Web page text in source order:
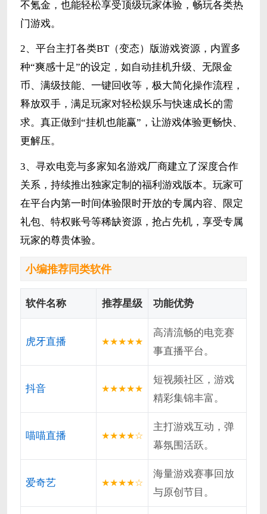
不氪金，也能轻松享受顶级玩家体验，畅玩各类热
门游戏。
2、平台主打各类BT（变态）版游戏资源，内置多
种“爽感十足”的设定，如自动挂机升级、无限金
币、满级技能、一键回收等，极大简化操作流程，
释放双手，满足玩家对轻松娱乐与快速成长的需
求。真正做到“挂机也能赢”，让游戏体验更畅快、
更解压。
3、寻欢电竞与多家知名游戏厂商建立了深度合作
关系，持续推出独家定制的福利游戏版本。玩家可
在平台内第一时间体验限时开放的专属内容、限定
礼包、特权账号等稀缺资源，抢占先机，享受专属
玩家的尊贵体验。
小编推荐同类软件
软件名称 推荐星级 功能优势
虎牙直播 ★★★★★
高清流畅的电竞赛
事直播平台。
抖音 ★★★★★
短视频社区，游戏
精彩集锦丰富。
喵喵直播 ★★★★☆
主打游戏互动，弹
幕氛围活跃。
爱奇艺 ★★★★☆
海量游戏赛事回放
与原创节目。